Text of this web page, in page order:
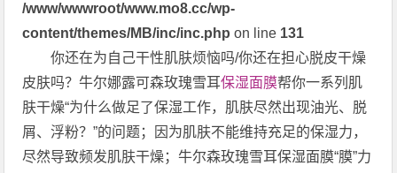
/www/wwwroot/www.mo8.cc/wp-
content/themes/MB/inc/inc.php on line 131
你还在为自己干性肌肤烦恼吗/你还在担心脱皮干燥
皮肤吗？牛尔娜露可森玫瑰雪耳保湿面膜帮你一系列肌
肤干燥“为什么做足了保湿工作，肌肤尽然出现油光、脱
屑、浮粉？”的问题；因为肌肤不能维持充足的保湿力，
尽然导致频发肌肤干燥；牛尔森玫瑰雪耳保湿面膜“膜”力